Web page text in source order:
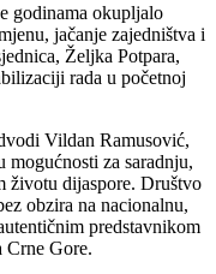
godinama okupljalo
jačanje zajedništva i
Željka Potpara,
rada u početnoj
Vildan Ramusović,
mogućnosti za saradnju,
životu dijaspore. Društvo
obzira na nacionalnu,
predstavnikom
Crne Gore.